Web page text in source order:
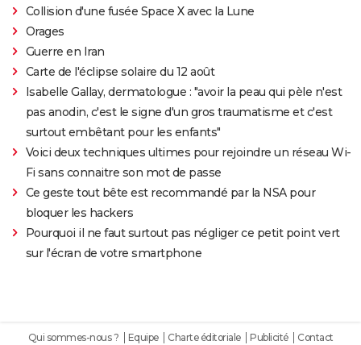
Collision d'une fusée Space X avec la Lune
Orages
Guerre en Iran
Carte de l'éclipse solaire du 12 août
Isabelle Gallay, dermatologue : "avoir la peau qui pèle n'est
pas anodin, c'est le signe d'un gros traumatisme et c'est
surtout embêtant pour les enfants"
Voici deux techniques ultimes pour rejoindre un réseau Wi-
Fi sans connaitre son mot de passe
Ce geste tout bête est recommandé par la NSA pour
bloquer les hackers
Pourquoi il ne faut surtout pas négliger ce petit point vert
sur l'écran de votre smartphone
Qui sommes-nous ? Equipe Charte éditoriale Publicité Contact